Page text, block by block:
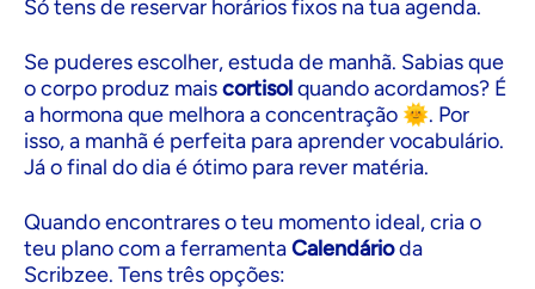
Só tens de reservar horários fixos na tua agenda.
Se puderes escolher, estuda de manhã. Sabias que
o corpo produz maiscortisolquando acordamos? É
a hormona que melhora a concentração 🌞. Por
isso, a manhã é perfeita para aprender vocabulário.
Já o final do dia é ótimo para rever matéria.
Quando encontrares o teu momento ideal, cria o
teu plano com a ferramentaCalendárioda
Scribzee. Tens três opções: